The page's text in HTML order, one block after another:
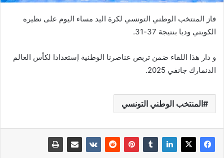
فاز المنتخب الوطني التونسي لكرة اليد مساء اليوم على نظيره
الكويتي وديا بنتيجة 37-31.
و دار هذا اللقاء ضمن تربص عناصرنا الوطنية إستعدادا لكأس العالم
الدنمارك جانفي 2025.
المنتخب الوطني التونسي